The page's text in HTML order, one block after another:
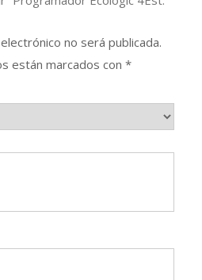
no será publicada.
están marcados con *